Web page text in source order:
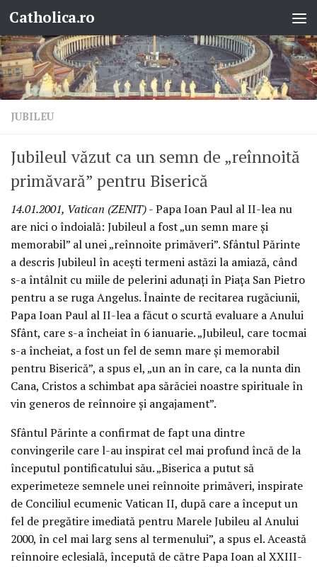
Skip to content
Catholica.ro
JUBILEU
Jubileul văzut ca un semn de „reînnoită
primăvară” pentru Biserică
14.01.2001, Vatican (ZENIT)- Papa Ioan Paul al II-lea nu
are nici o îndoială: Jubileul a fost „un semn mare şi
memorabil” al unei „reînnoite primăveri”. Sfântul Părinte
a descris Jubileul în aceşti termeni astăzi la amiază, când
s-a întâlnit cu miile de pelerini adunaţi în Piaţa San Pietro
pentru a se ruga Angelus. Înainte de recitarea rugăciunii,
Papa Ioan Paul al II-lea a făcut o scurtă evaluare a Anului
Sfânt, care s-a încheiat în 6 ianuarie. „Jubileul, care tocmai
s-a încheiat, a fost un fel de semn mare şi memorabil
pentru Biserică”, a spus el, „un an în care, ca la nunta din
Cana, Cristos a schimbat apa sărăciei noastre spirituale în
vin generos de reînnoire şi angajament”.
Sfântul Părinte a confirmat de fapt una dintre
convingerile care l-au inspirat cel mai profund încă de la
începutul pontificatului său. „Biserica a putut să
experimeteze semnele unei reînnoite primăveri, inspirate
de Conciliul ecumenic Vatican II, după care a început un
fel de pregătire imediată pentru Marele Jubileu al Anului
2000, în cel mai larg sens al termenului”, a spus el. Această
reînnoire eclesială, începută de către Papa Ioan al XXIII-